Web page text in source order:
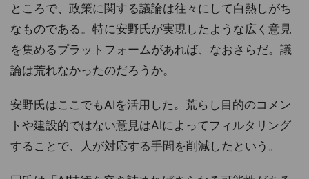
ところで、政策に関する議論は往々にして白熱しがち
なものである。特に安野氏が実現したような広く意見
を集めるプラットフォームがあれば、なおさらだ。議
論は荒れなかったのだろうか。
安野氏はここでもAIを活用した。荒らし目的のコメン
トや建設的ではない意見はAIによってフィルタリング
することで、人が対応する手間を削減したという。